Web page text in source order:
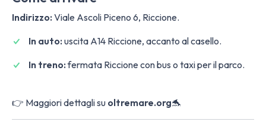
Indirizzo: Viale Ascoli Piceno 6, Riccione.
In auto: uscita A14 Riccione, accanto al casello.
In treno:fermata Riccione con bus o taxi per il parco.
👉 Maggiori dettagli su oltremare.org🐬